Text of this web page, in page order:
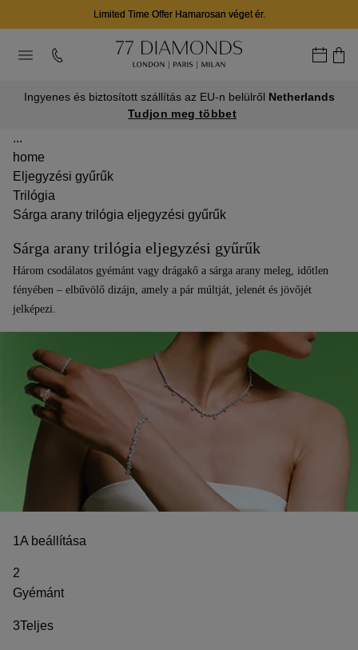
Limited Time Offer Hamarosan véget ér.
Ingyenes és biztosított szállítás az EU-n belülről Netherlands
Tudjon meg többet
...
home
Eljegyzési gyűrűk
Trilógia
Sárga arany trilógia eljegyzési gyűrűk
Sárga arany trilógia eljegyzési gyűrűk
Három csodálatos gyémánt vagy drágakő a sárga arany meleg, időtlen
fényében – elbűvölő dizájn, amely a pár múltját, jelenét és jövőjét
jelképezi.
1A beállítása
2
Gyémánt
3Teljes